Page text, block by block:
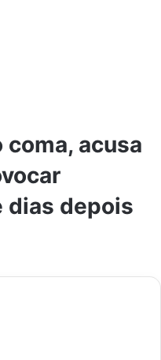
coma, acusa
dias depois